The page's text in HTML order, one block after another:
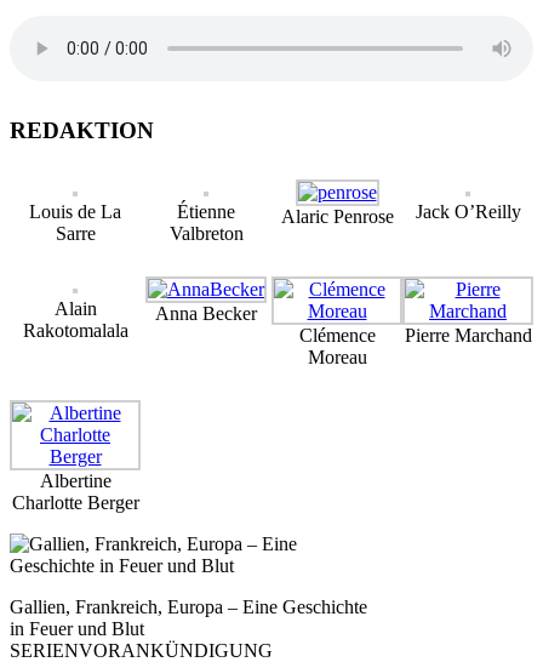
REDAKTION
Louis de La
Sarre
Étienne
Valbreton
Alaric Penrose Jack O’Reilly
Alain
Rakotomalala
Anna Becker
Clémence
Moreau
Pierre Marchand
Albertine
Charlotte Berger
Gallien, Frankreich, Europa – Eine Geschichte
in Feuer und Blut
SERIENVORANKÜNDIGUNG